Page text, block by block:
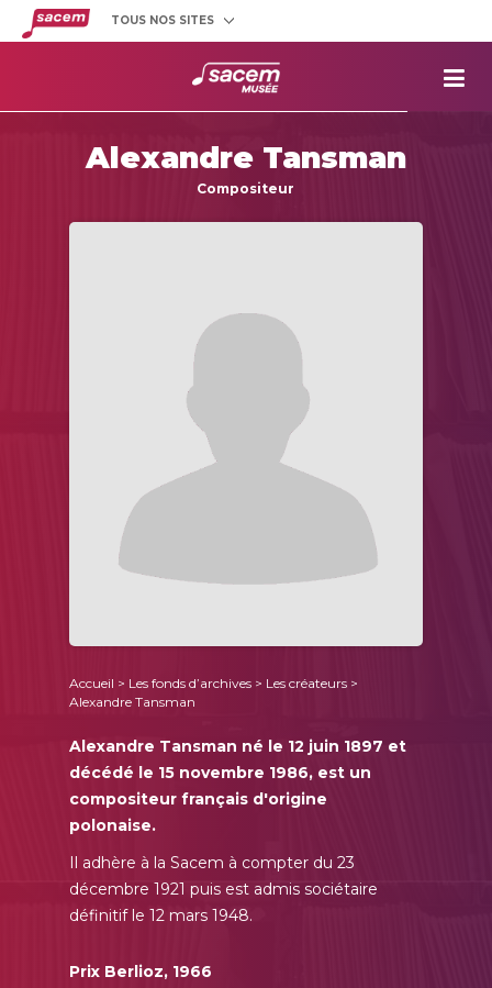
TOUS NOS SITES
projetsAlexandre Tansman
Compositeur
Accueil > Les fonds d’archives > Les créateurs >
Alexandre Tansman
Alexandre Tansman né le 12 juin 1897 et
décédé le 15 novembre 1986, est un
compositeur français d'origine
polonaise.
Il adhère à la Sacem à compter du 23
décembre 1921 puis est admis sociétaire
définitif le 12 mars 1948.
Prix Berlioz, 1966